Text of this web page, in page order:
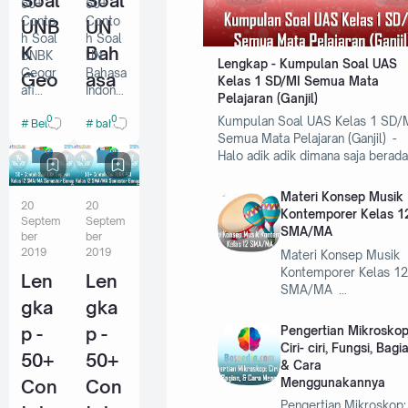
UNB
K
Geo
Kela
s 12
SMA
/MA
Sem
r
Gen
ap
50+
Conto
h Soal
UNBK
Geogr
afi
12
SMA/
MA
Semes
Genap
- Adik
adik,
kabar
gembir
a nih
buat
adik
adik,
bahaw
Belajar
0
UN
Bah
asa
nesi
a
Kela
s 12
SMA
Sem
este
r
Gen
ap
50+
Conto
h Soal
UN
Bahasa
Indone
Kelas
12
SMA/
MA
ter
Genap
- Halo
adik
semua
nya,
bagaim
ana nih
kabarn
ya?
bahasa Indonesia
0
20
Septem
ber
2019
Len
gka
p -
50+
Con
20
Septem
ber
2019
Len
gka
p -
50+
Con
Lengkap - Kumpulan Soal UAS
Kelas 1 SD/MI Semua Mata
Pelajaran (Ganjil)
Kumpulan Soal UAS Kelas 1 SD/
Semua Mata Pelajaran (Ganjil) -
Halo adik adik dimana saja
Materi Konsep Musik
Kontemporer Kelas
SMA/MA
Materi Konsep Musik
Kontemporer Kelas 12
SMA/MA …
Pengertian
Ciri- ciri, Fungsi,
& Cara
Menggunakannya